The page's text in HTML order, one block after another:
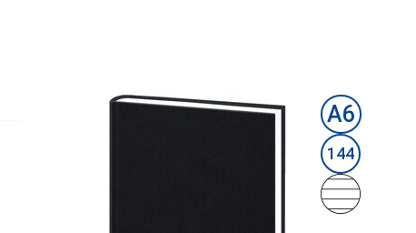
А6
144